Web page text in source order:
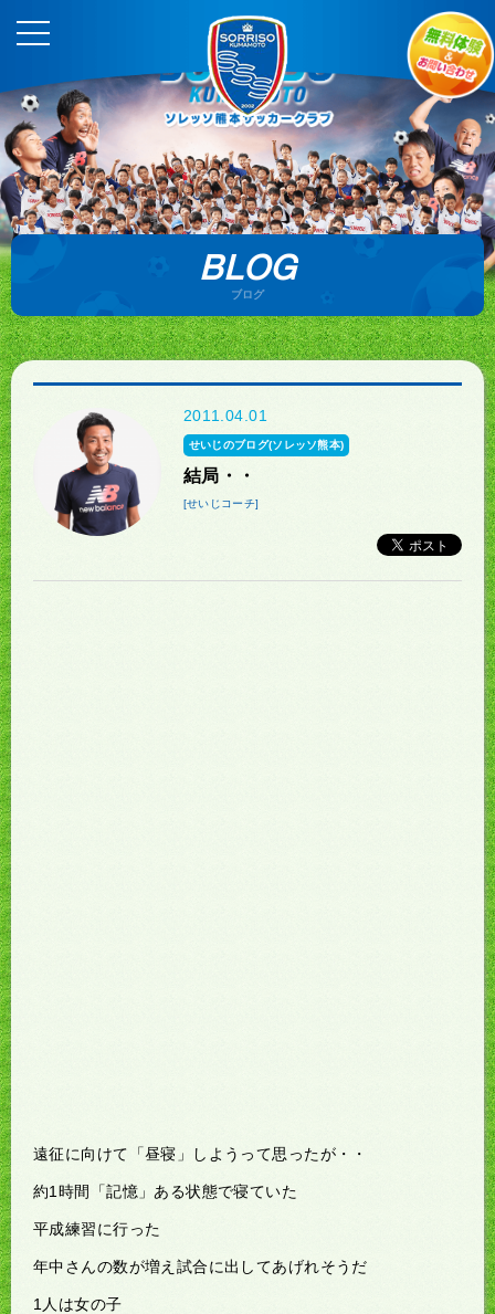
BLOG
ブログ
2011.04.01
せいじのブログ(ソレッソ熊本)
結局・・
[せいじコーチ]
遠征に向けて「昼寝」しようって思ったが・・
約1時間「記憶」ある状態で寝ていた
平成練習に行った
年中さんの数が増え試合に出してあげれそうだ
1人は女の子